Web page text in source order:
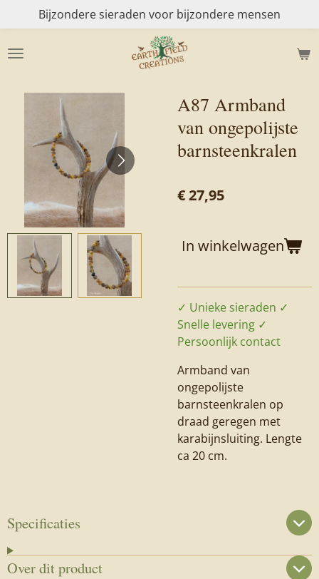
direct
naar
Bijzondere sieraden voor bijzondere mensen
A87 Armband
van ongepolijste
barnsteenkralen
€ 27,95
In winkelwagen
✓ Unieke sieraden ✓
Snelle levering ✓
Persoonlijk contact
Armband van
ongepolijste
barnsteenkralen op
draad geregen met
karabijnsluiting. Lengte
ca 20 cm.
Specificaties
Over dit product